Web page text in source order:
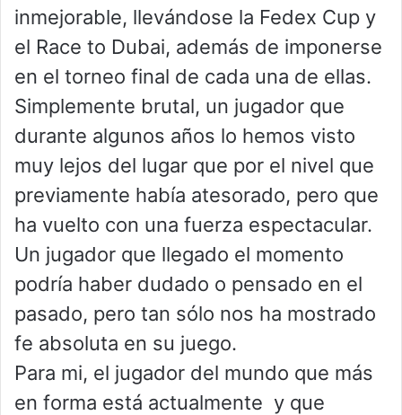
inmejorable, llevándose la Fedex Cup y
el Race to Dubai, además de imponerse
en el torneo final de cada una de ellas.
Simplemente brutal, un jugador que
durante algunos años lo hemos visto
muy lejos del lugar que por el nivel que
previamente había atesorado, pero que
ha vuelto con una fuerza espectacular.
Un jugador que llegado el momento
podría haber dudado o pensado en el
pasado, pero tan sólo nos ha mostrado
fe absoluta en su juego.
Para mi, el jugador del mundo que más
en forma está actualmente y que